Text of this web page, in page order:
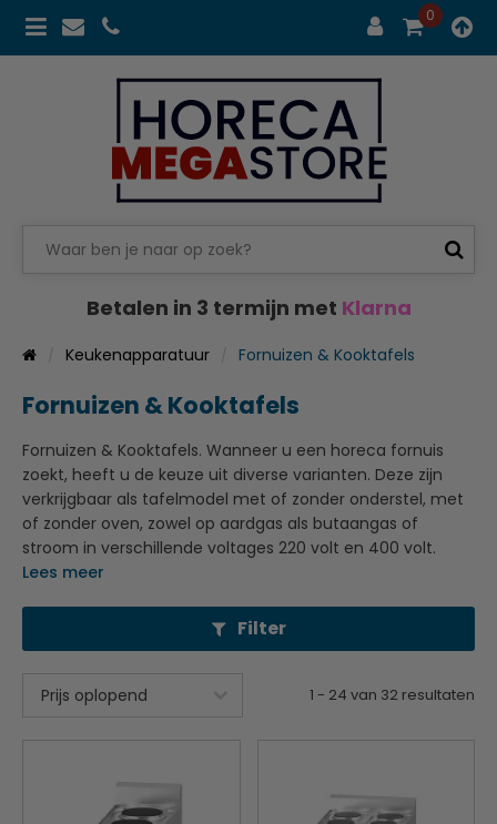
0
Betalen in 3 termijn met Klarna
Keukenapparatuur Fornuizen & Kooktafels
Fornuizen & Kooktafels
Fornuizen & Kooktafels. Wanneer u een horeca fornuis
zoekt, heeft u de keuze uit diverse varianten. Deze zijn
verkrijgbaar als tafelmodel met of zonder onderstel, met
of zonder oven, zowel op aardgas als butaangas of
stroom in verschillende voltages 220 volt en 400 volt.
Lees meer
Filter
1 - 24 van 32 resultaten